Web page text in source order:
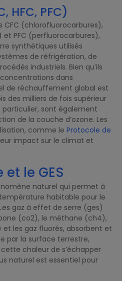
HFC, PFC)
CFC (chlorofluorocarbures),
et PFC (perfluorocarbures),
synthétiques utilisés
de réfrigération, de
industriels. Bien qu’ils
dans
de réchauffement global est
des milliers de fois supérieur
particulier, sont également
de la couche d’ozone. Les
comme le Protocole de
impact sur le climat et
et le GES
naturel qui permet à
habitable pour le
gaz à effet de serre (ges)
(co2), le méthane (ch4),
et les gaz fluorés, absorbent et
par la surface terrestre,
chaleur de s’échapper
naturel est essentiel pour